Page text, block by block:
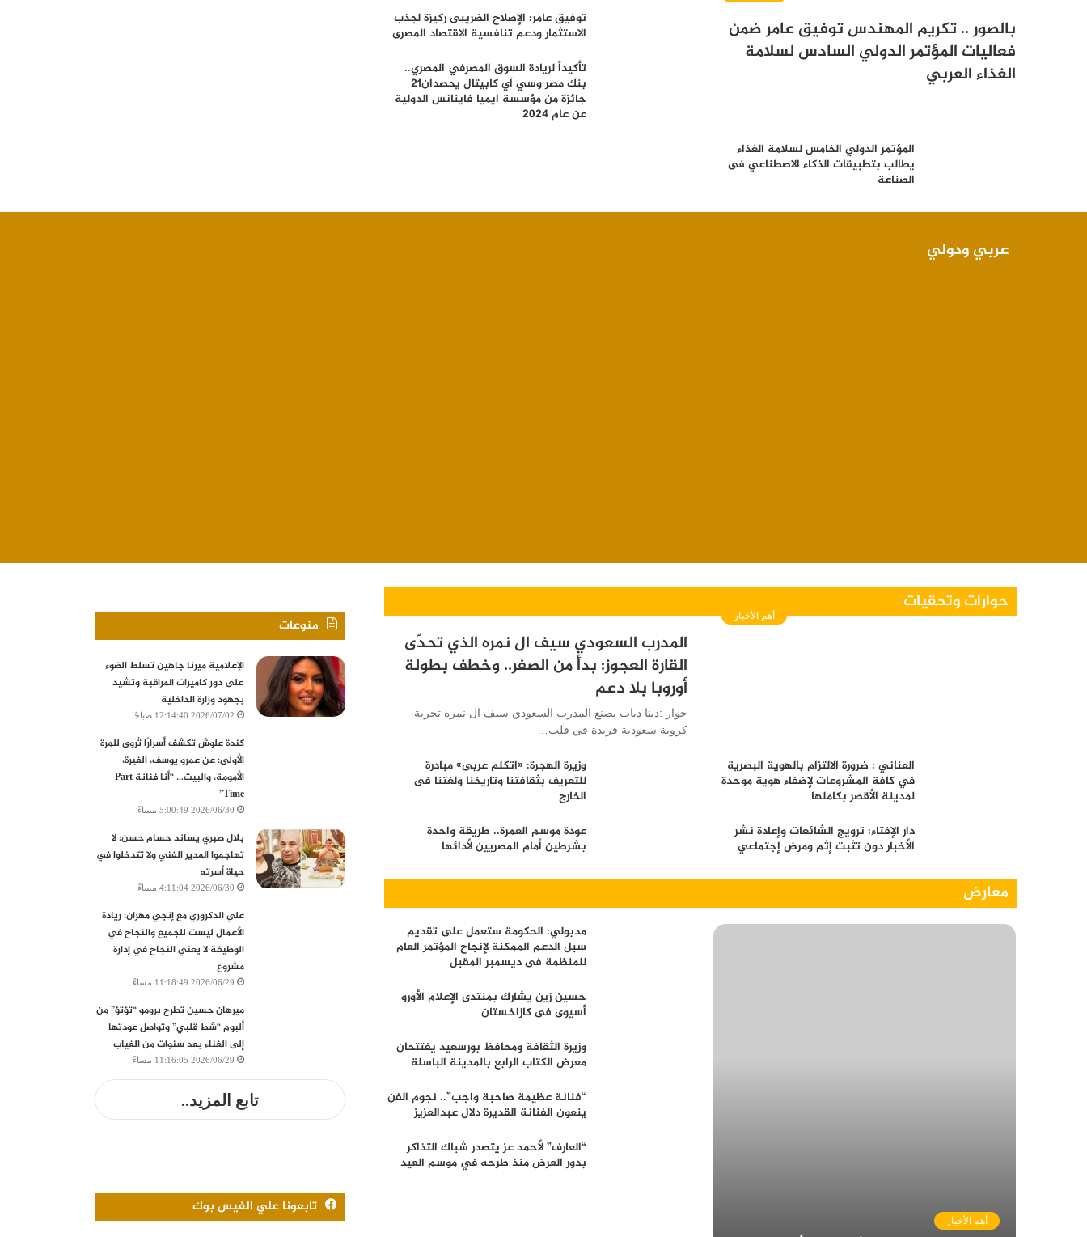
بالصور .. تكريم المهندس توفيق عامر ضمن
فعاليات المؤتمر الدولي السادس لسلامة
الغذاء العربي
توفيق عامر: الإصلاح الضريبى ركيزة لجذب
الاستثمار ودعم تنافسية الاقتصاد المصرى
تأكيداً لريادة السوق المصرفي المصري..
بنك مصر وسي آي كابيتال يحصدان21
جائزة من مؤسسة ايميا فاينانس الدولية
عن عام 2024
المؤتمر الدولي الخامس لسلامة الغذاء
يطالب بتطبيقات الذكاء الاصطناعي فى
الصناعة
عربي ودولي
حوارات وتحقيات
أهم الأخبار
المدرب السعودي سيف ال نمره الذي تحدّى
القارة العجوز: بدأ من الصفر.. وخطف بطولة
أوروبا بلا دعم
حوار :دينا دياب يصنع المدرب السعودي سيف ال نمره تجربة
كروية سعودية فريدة في قلب…
العناني : ضرورة الالتزام بالهوية البصرية
في كافة المشروعات لإضفاء هوية موحدة
لمدينة الأقصر بكاملها
وزيرة الهجرة: «اتكلم عربى» مبادرة
للتعريف بثقافتنا وتاريخنا ولغتنا فى
الخارج
دار الإفتاء: ترويج الشائعات وإعادة نشر
الأخبار دون تثبت إثم ومرض إجتماعي
عودة موسم العمرة.. طريقة واحدة
بشرطين أمام المصريين لأدائها
معارض
أهم الأخبار
مدبولي: الحكومة ستعمل على تقديم
سبل الدعم الممكنة لإنجاح المؤتمر العام
للمنظمة فى ديسمبر المقبل
حسين زين يشارك بمنتدى الإعلام الأورو
أسيوى فى كازاخستان
وزيرة الثقافة ومحافظ بورسعيد يفتتحان
معرض الكتاب الرابع بالمدينة الباسلة
“فنانة عظيمة صاحبة واجب”.. نجوم الفن
ينعون الفنانة القديرة دلال عبدالعزيز
“العارف” لأحمد عز يتصدر شباك التذاكر
بدور العرض منذ طرحه في موسم العيد
منوعات
الإعلامية ميرنا جاهين تسلط الضوء
على دور كاميرات المراقبة وتشيد
بجهود وزارة الداخلية
2026/07/02 12:14:40 صباحًا
كندة علوش تكشف أسرارًا تُروى للمرة
الأولى: عن عمرو يوسف، الغيرة،
الأمومة، والبيت… “أنا فنانة Part
Time”
2026/06/30 5:00:49 مساءً
بلال صبري يساند حسام حسن: لا
تهاجموا المدير الفني ولا تتدخلوا في
حياة أسرته
2026/06/30 4:11:04 مساءً
علي الدكروري مع إنجي مهران: ريادة
الأعمال ليست للجميع والنجاح في
الوظيفة لا يعني النجاح في إدارة
مشروع
2026/06/29 11:18:49 مساءً
ميرهان حسين تطرح برومو “تؤتؤ” من
ألبوم “شط قلبي” وتواصل عودتها
إلى الغناء بعد سنوات من الغياب
2026/06/29 11:16:05 مساءً
تابع المزيد..
تابعونا علي الفيس بوك